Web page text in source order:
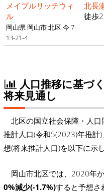
メイプルリッチウィ
ル
岡山県 岡山市 北区 今 7-
13-21-4
北長
徒歩
人口推移に基づ
将来見通し
北区の国立社会保障・人
推計人口(令和5(2023)年推計
想(将来推計人口)を以下に示し
岡山市北区では、2020年
0%減少(-1.7%)すると予想さ